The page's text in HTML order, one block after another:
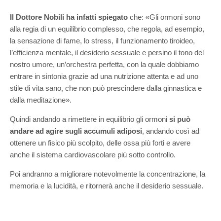
Il Dottore Nobili ha infatti spiegato che: «Gli ormoni sono
alla regia di un equilibrio complesso, che regola, ad esempio,
la sensazione di fame, lo stress, il funzionamento tiroideo,
l’efficienza mentale, il desiderio sessuale e persino il tono del
nostro umore, un’orchestra perfetta, con la quale dobbiamo
entrare in sintonia grazie ad una nutrizione attenta e ad uno
stile di vita sano, che non può prescindere dalla ginnastica e
dalla meditazione».
Quindi andando a rimettere in equilibrio gli ormoni si può
andare ad agire sugli accumuli adiposi, andando così ad
ottenere un fisico più scolpito, delle ossa più forti e avere
anche il sistema cardiovascolare più sotto controllo.
Poi andranno a migliorare notevolmente la concentrazione, la
memoria e la lucidità, e ritornerà anche il desiderio sessuale.